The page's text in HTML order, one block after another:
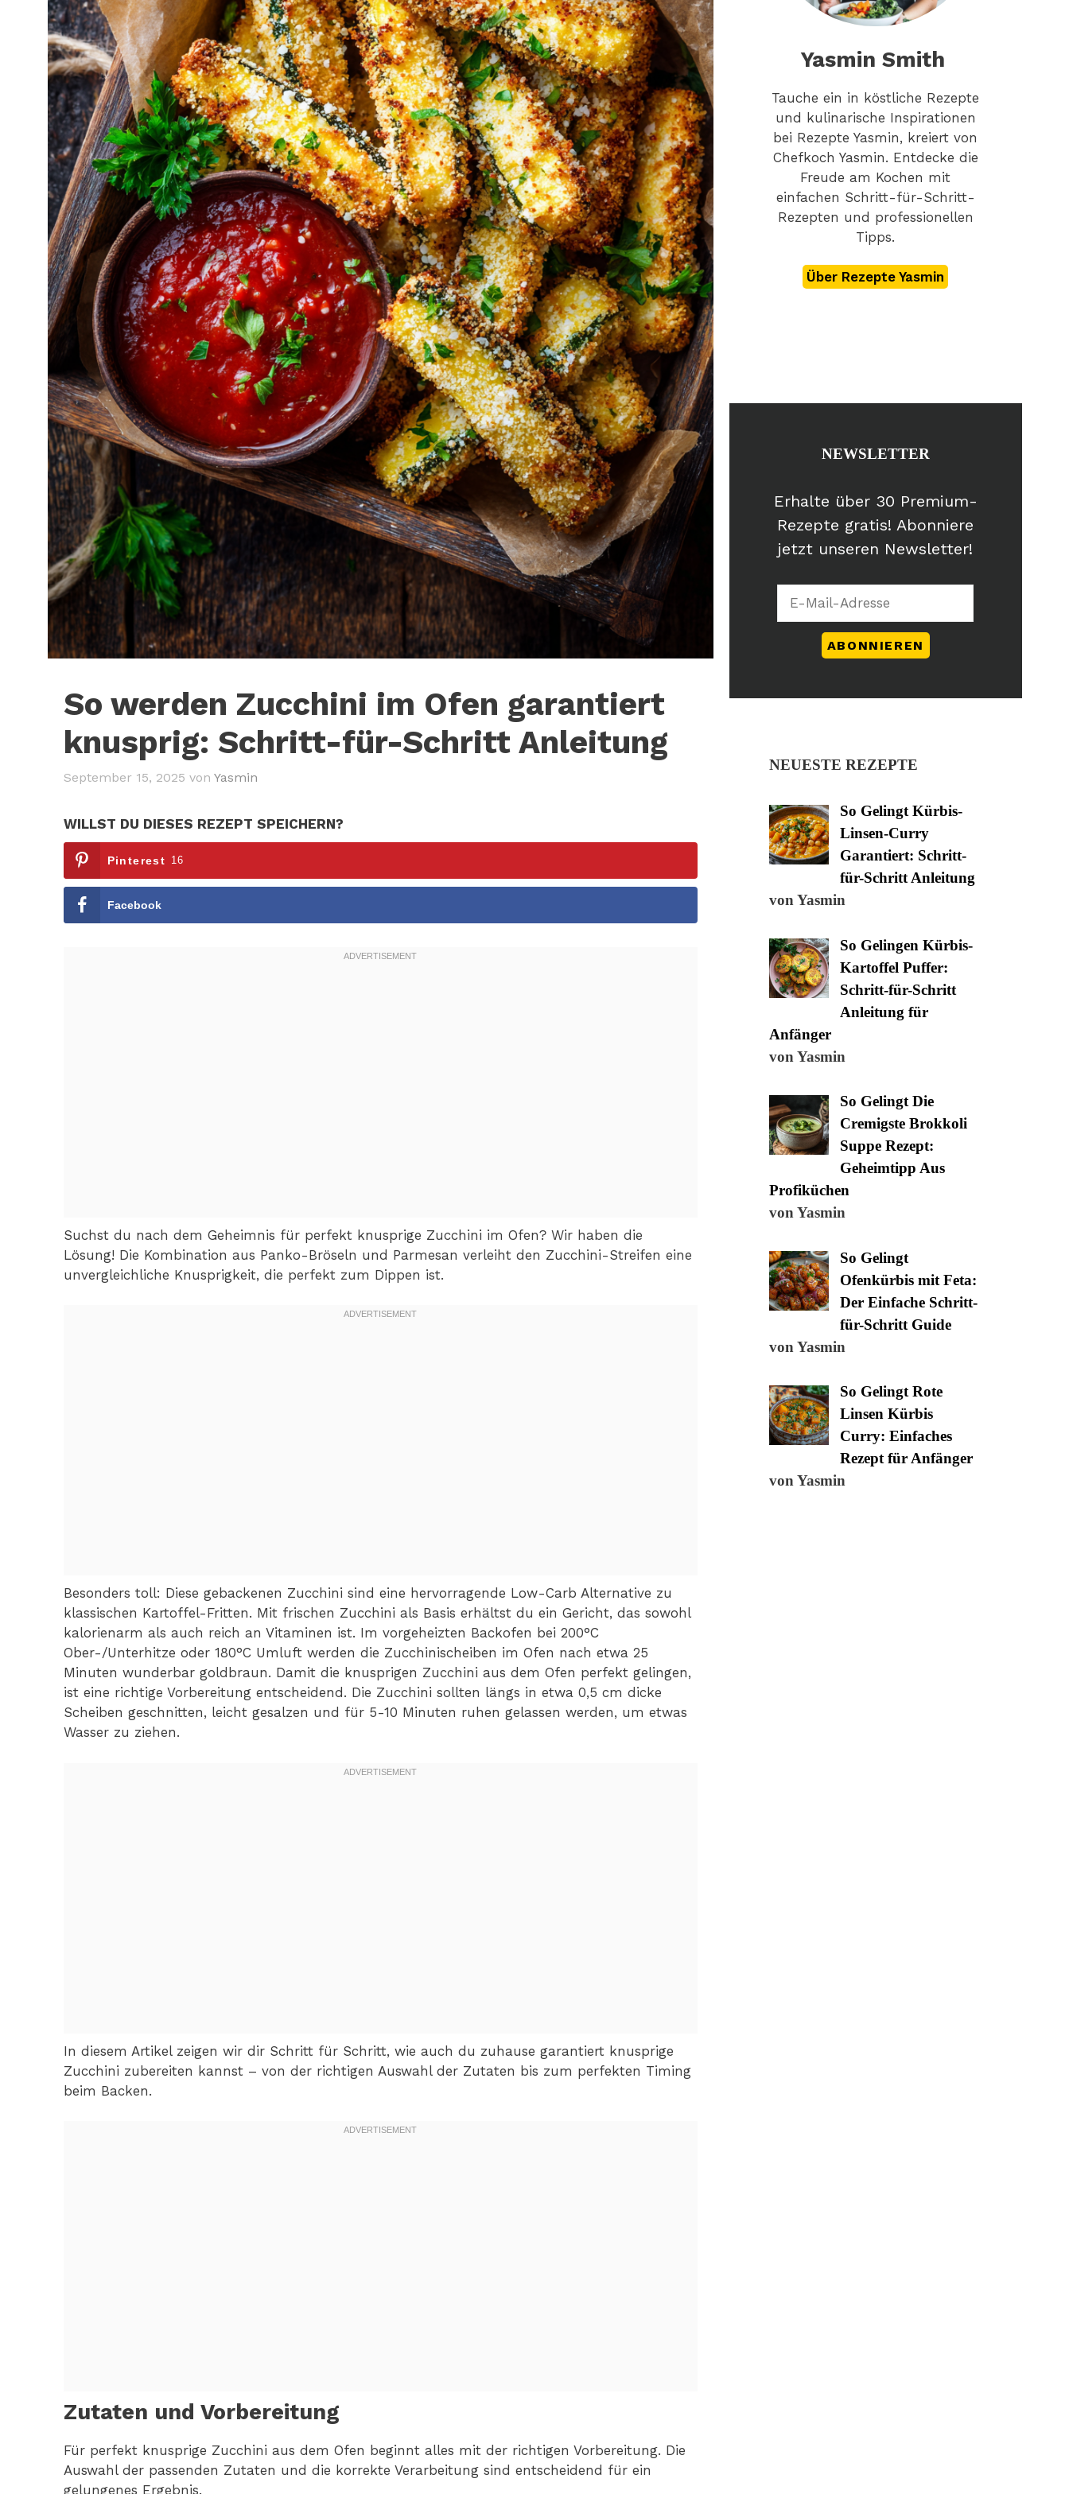
So werden Zucchini im Ofen garantiert
knusprig: Schritt-für-Schritt Anleitung
September 15, 2025 von Yasmin
WILLST DU DIESES REZEPT SPEICHERN?
Pinterest 16
Facebook
Suchst du nach dem Geheimnis für perfekt knusprige Zucchini im Ofen? Wir haben die
Lösung! Die Kombination aus Panko-Bröseln und Parmesan verleiht den Zucchini-Streifen eine
unvergleichliche Knusprigkeit, die perfekt zum Dippen ist.
Besonders toll: Diese gebackenen Zucchini sind eine hervorragende Low-Carb Alternative zu
klassischen Kartoffel-Fritten. Mit frischen Zucchini als Basis erhältst du ein Gericht, das sowohl
kalorienarm als auch reich an Vitaminen ist. Im vorgeheizten Backofen bei 200°C
Ober-/Unterhitze oder 180°C Umluft werden die Zucchinischeiben im Ofen nach etwa 25
Minuten wunderbar goldbraun. Damit die knusprigen Zucchini aus dem Ofen perfekt gelingen,
ist eine richtige Vorbereitung entscheidend. Die Zucchini sollten längs in etwa 0,5 cm dicke
Scheiben geschnitten, leicht gesalzen und für 5-10 Minuten ruhen gelassen werden, um etwas
Wasser zu ziehen.
In diesem Artikel zeigen wir dir Schritt für Schritt, wie auch du zuhause garantiert knusprige
Zucchini zubereiten kannst – von der richtigen Auswahl der Zutaten bis zum perfekten Timing
beim Backen.
Zutaten und Vorbereitung
Für perfekt knusprige Zucchini aus dem Ofen beginnt alles mit der richtigen Vorbereitung. Die
Auswahl der passenden Zutaten und die korrekte Verarbeitung sind entscheidend für ein
gelungenes Ergebnis.
Yasmin Smith
Tauche ein in köstliche Rezepte
und kulinarische Inspirationen
bei Rezepte Yasmin, kreiert von
Chefkoch Yasmin. Entdecke die
Freude am Kochen mit
einfachen Schritt-für-Schritt-
Rezepten und professionellen
Tipps.
Über Rezepte Yasmin
NEWSLETTER
Erhalte über 30 Premium-
Rezepte gratis! Abonniere
jetzt unseren Newsletter!
NEUESTE REZEPTE
So Gelingt Kürbis-
Linsen-Curry
Garantiert: Schritt-
für-Schritt Anleitung
von Yasmin
So Gelingen Kürbis-
Kartoffel Puffer:
Schritt-für-Schritt
Anleitung für
Anfänger
von Yasmin
So Gelingt Die
Cremigste Brokkoli
Suppe Rezept:
Geheimtipp Aus
Profiküchen
von Yasmin
So Gelingt
Ofenkürbis mit Feta:
Der Einfache Schritt-
für-Schritt Guide
von Yasmin
So Gelingt Rote
Linsen Kürbis
Curry: Einfaches
Rezept für Anfänger
von Yasmin